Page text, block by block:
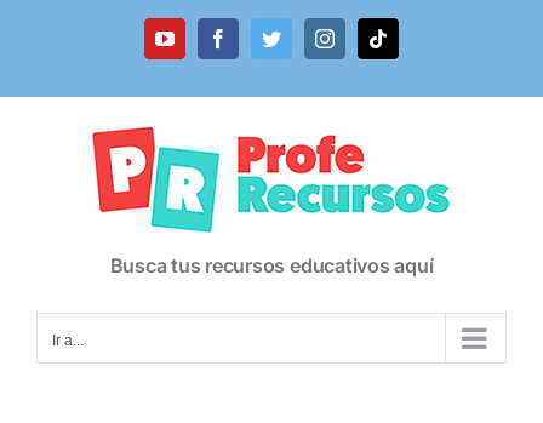
YouTubeFacebookTwitterInstagramTiktok
Busca tus recursos educativos aquí
Ir a...